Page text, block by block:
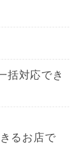
括対応でき
るお店で